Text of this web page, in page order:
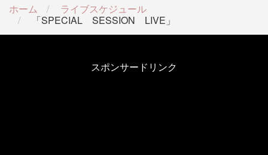
ホーム
ライブスケジュール
「SPECIAL SESSION LIVE」
スポンサードリンク